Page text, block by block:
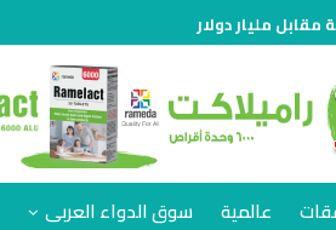
مليار دولار
عالمية سوق الدواء العربى